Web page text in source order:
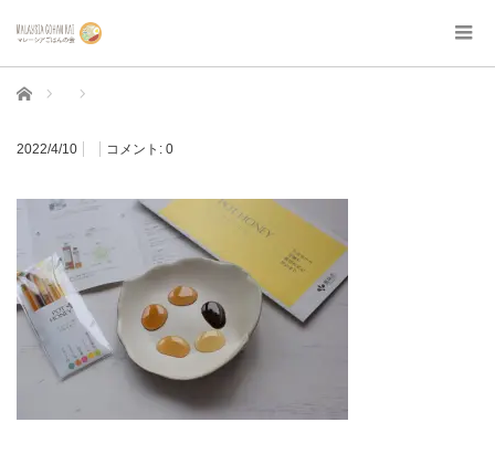
ホーム
2022/4/10 コメント: 0